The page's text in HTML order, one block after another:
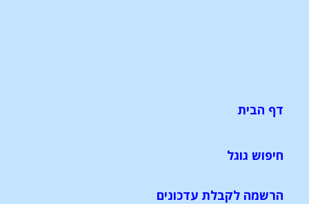
דף הבית
חיפוש גוגל
הרשמה לקבלת עדכונים